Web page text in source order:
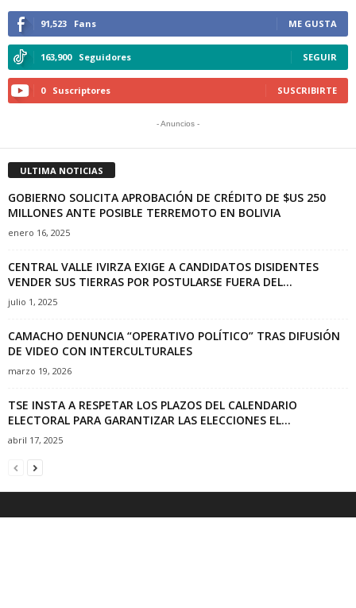
91,523 Fans ME GUSTA
163,900 Seguidores SEGUIR
0 Suscriptores SUSCRIBIRTE
- Anuncios -
ULTIMA NOTICIAS
GOBIERNO SOLICITA APROBACIÓN DE CRÉDITO DE $US 250
MILLONES ANTE POSIBLE TERREMOTO EN BOLIVIA
enero 16, 2025
CENTRAL VALLE IVIRZA EXIGE A CANDIDATOS DISIDENTES
VENDER SUS TIERRAS POR POSTULARSE FUERA DEL...
julio 1, 2025
CAMACHO DENUNCIA “OPERATIVO POLÍTICO” TRAS DIFUSIÓN
DE VIDEO CON INTERCULTURALES
marzo 19, 2026
TSE INSTA A RESPETAR LOS PLAZOS DEL CALENDARIO
ELECTORAL PARA GARANTIZAR LAS ELECCIONES EL...
abril 17, 2025